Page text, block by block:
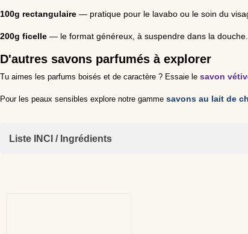
100g rectangulaire — pratique pour le lavabo ou le soin du
200g ficelle — le format généreux, à suspendre dans la
D'autres savons parfumés à explorer
Tu aimes les parfums boisés et de caractère ? Essaie le savon
Pour les peaux sensibles explore notre gamme savons au lait de
Liste INCI / Ingrédients
Sodium Palmate, Sodium Palm Kernelate, Aqua, Glycerin,